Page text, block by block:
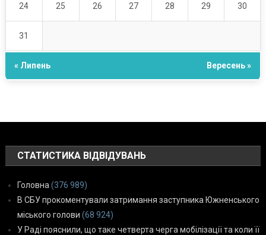
24 25 26 27 28 29 30
31
« Липень Вересень »
СТАТИСТИКА ВІДВІДУВАНЬ
Головна (376 989)
В СБУ прокоментували затримання заступника Южненського
міського голови (68 924)
У Раді пояснили, що таке четверта черга мобілізації та коли її